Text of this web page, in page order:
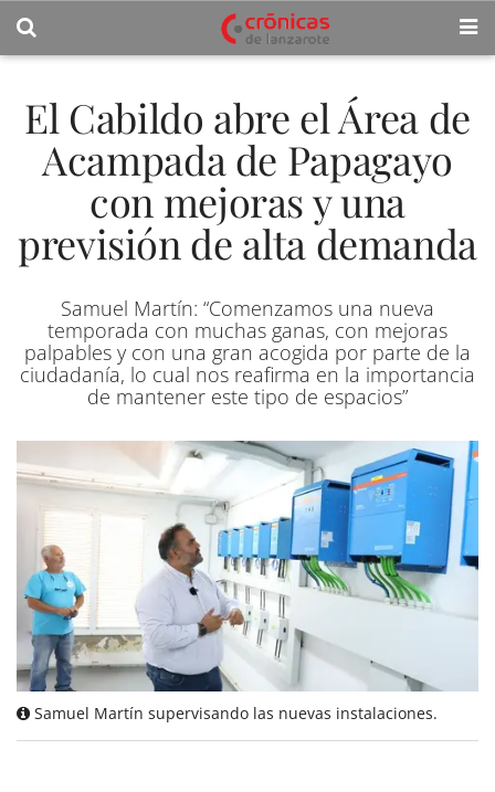
El Cabildo abre el Área de
Acampada de Papagayo
con mejoras y una
previsión de alta demanda
Samuel Martín: “Comenzamos una nueva
temporada con muchas ganas, con mejoras
palpables y con una gran acogida por parte de la
ciudadanía, lo cual nos reafirma en la importancia
de mantener este tipo de espacios”
Samuel Martín supervisando las nuevas instalaciones.